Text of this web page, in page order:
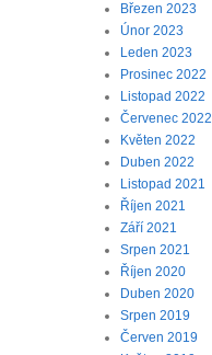
Březen 2023
Únor 2023
Leden 2023
Prosinec 2022
Listopad 2022
Červenec 2022
Květen 2022
Duben 2022
Listopad 2021
Říjen 2021
Září 2021
Srpen 2021
Říjen 2020
Duben 2020
Srpen 2019
Červen 2019